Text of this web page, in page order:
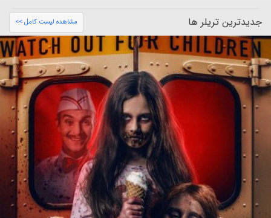
جدیدترین تریلر ها مشاهده لیست کامل >>